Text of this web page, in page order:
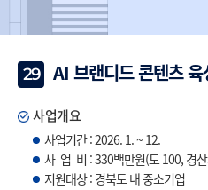
29 AI 브랜디드 콘텐츠 육
사업개요
사업기간 : 2026. 1. ~ 12.
사 업 비 : 330백만원(도 100, 경
지원대상 : 경북도 내 중소기업